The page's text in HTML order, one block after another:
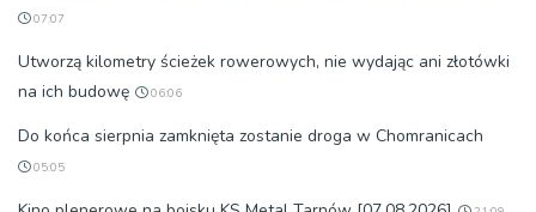
07:07
Utworzą kilometry ścieżek rowerowych, nie wydając ani złotówki
na ich budowę
06:06
Do końca sierpnia zamknięta zostanie droga w Chomranicach
05:05